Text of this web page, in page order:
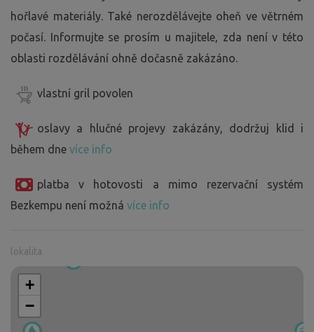
hořlavé materiály. Také nerozdělávejte oheň ve větrném
počasí. Informujte se prosím u majitele, zda není v této
oblasti rozdělávání ohně dočasně zakázáno.
vlastní gril povolen
oslavy a hlučné projevy zakázány, dodržuj klid i
během dne více info
platba v hotovosti a mimo rezervační systém
Bezkempu není možná více info
lokalita
+
−